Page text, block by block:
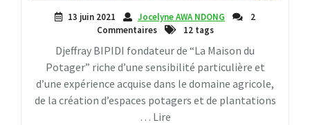
13 juin 2021 Jocelyne AWA NDONG
2
Commentaires
12 tags
Djeffray BIPIDI fondateur de “La Maison du
Potager” riche d’une sensibilité particulière et
d’une expérience acquise dans le domaine agricole,
de la création d’espaces potagers et de plantations
… Lire